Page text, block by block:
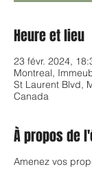
Heure et lieu
23 févr. 2024,
Montreal,
St Laurent Blvd,
Canada
À propos de
Amenez vos